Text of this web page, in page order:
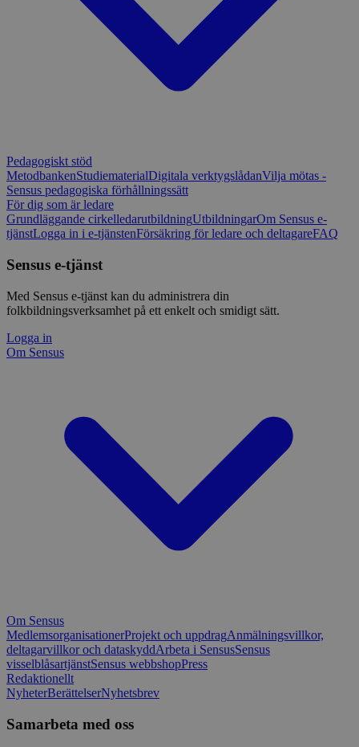
Pedagogiskt stöd
MetodbankenStudiematerialDigitala verktygslådanVilja mötas -
Sensus pedagogiska förhållningssätt
För dig som är ledare
Grundläggande cirkelledarutbildningUtbildningarOm Sensus e-
tjänstLogga in i e-tjänstenFörsäkring för ledare och deltagareFAQ
Sensus e-tjänst
Med Sensus e-tjänst kan du administrera din
folkbildningsverksamhet på ett enkelt och smidigt sätt.
Logga in
Om Sensus
Om Sensus
MedlemsorganisationerProjekt och uppdragAnmälningsvillkor,
deltagarvillkor och dataskyddArbeta i SensusSensus
visselblåsartjänstSensus webbshopPress
Redaktionellt
NyheterBerättelserNyhetsbrev
Samarbeta med oss